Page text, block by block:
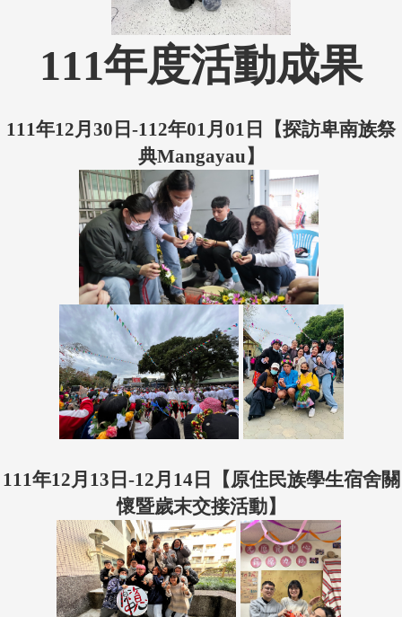
111年度活動成果
111年12月30日-112年01月01日【探訪卑南族祭
典Mangayau】
111年12月13日-12月14日【原住民族學生宿舍關
懷暨歲末交接活動】